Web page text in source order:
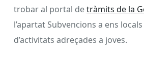
trobar al portal detràmits de la
l’apartat Subvencions a ens
d’activitats adreçades a joves.